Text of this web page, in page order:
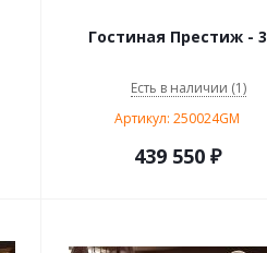
Гостиная Престиж - 3
Есть в наличии (1)
Артикул: 250024GM
439 550₽